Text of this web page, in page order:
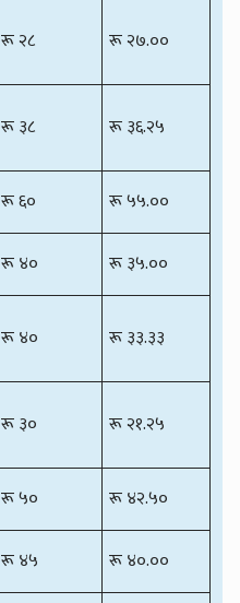
रू २८ रू २७.००
रू ३८ रू ३६.२५
रू ६०
रू ५५.००
रू ४०
रू ३५.००
रू ४० रू ३३.३३
रू ३० रू २१.२५
रू ५०
रू ४२.५०
रू ४५
रू ४०.००